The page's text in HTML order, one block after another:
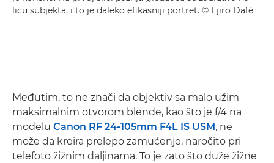
licu subjekta, i to je daleko efikasniji portret. © Ejiro Dafé
Međutim, to ne znači da objektiv sa malo užim
maksimalnim otvorom blende, kao što je f/4 na
modelu Canon RF 24-105mm F4L IS USM, ne
može da kreira prelepo zamućenje, naročito pri
telefoto žižnim daljinama. To je zato što duže žižne